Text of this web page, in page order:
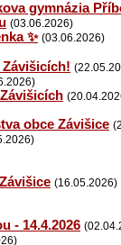
gymnázia
(03.06.2026)
✨ (03.06.2026)
Závišicích!
obce Závišice
(16.05.2026)
- 14.4.2026